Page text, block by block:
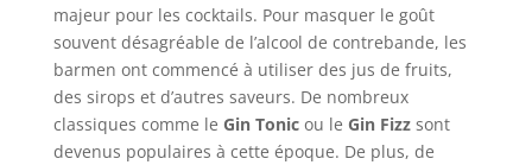
majeur pour les cocktails. Pour masquer le goût
souvent désagréable de l’alcool de contrebande, les
barmen ont commencé à utiliser des jus de fruits,
des sirops et d’autres saveurs. De nombreux
classiques comme le Gin Tonicou le Gin Fizzsont
devenus populaires à cette époque. De plus, de